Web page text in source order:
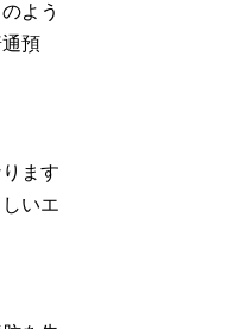
よう
預
ます
いエ